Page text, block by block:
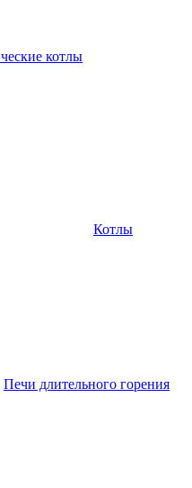
котлы
Котлы
Печи длительного горения